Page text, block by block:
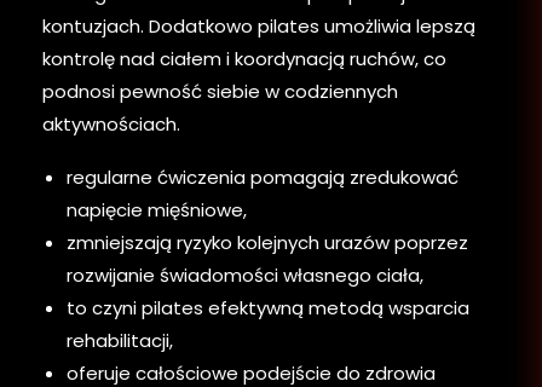
kontuzjach. Dodatkowo pilates umożliwia lepszą
kontrolę nad ciałem i koordynacją ruchów, co
podnosi pewność siebie w codziennych
aktywnościach.
regularne ćwiczenia pomagają zredukować
napięcie mięśniowe,
zmniejszają ryzyko kolejnych urazów poprzez
rozwijanie świadomości własnego ciała,
to czyni pilates efektywną metodą wsparcia
rehabilitacji,
oferuje całościowe podejście do zdrowia